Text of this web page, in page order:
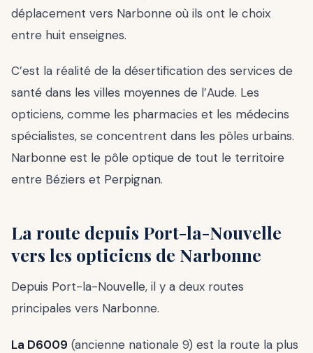
déplacement vers Narbonne où ils ont le choix
entre huit enseignes.
C’est la réalité de la désertification des services de
santé dans les villes moyennes de l’Aude. Les
opticiens, comme les pharmacies et les médecins
spécialistes, se concentrent dans les pôles urbains.
Narbonne est le pôle optique de tout le territoire
entre Béziers et Perpignan.
La route depuis Port-la-Nouvelle
vers les opticiens de Narbonne
Depuis Port-la-Nouvelle, il y a deux routes
principales vers Narbonne.
La D6009 (ancienne nationale 9) est la route la plus